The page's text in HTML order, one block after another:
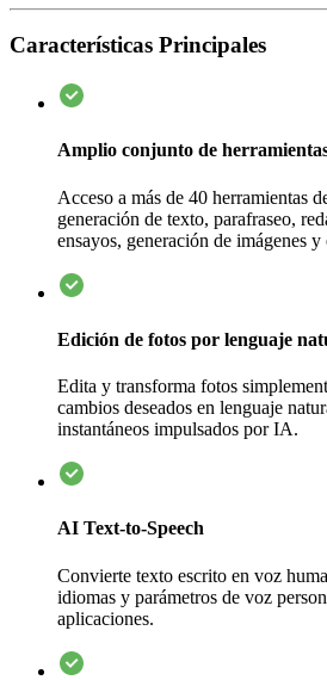
Características Principales
Amplio conjunto de
Acceso a más de 40 herramientas
generación de texto, parafraseo,
ensayos, generación de imágenes
Edición de fotos por lenguaje
Edita y transforma fotos
cambios deseados en lenguaje
instantáneos impulsados por IA.
AI Text-to-Speech
Convierte texto escrito en voz
idiomas y parámetros de voz
aplicaciones.